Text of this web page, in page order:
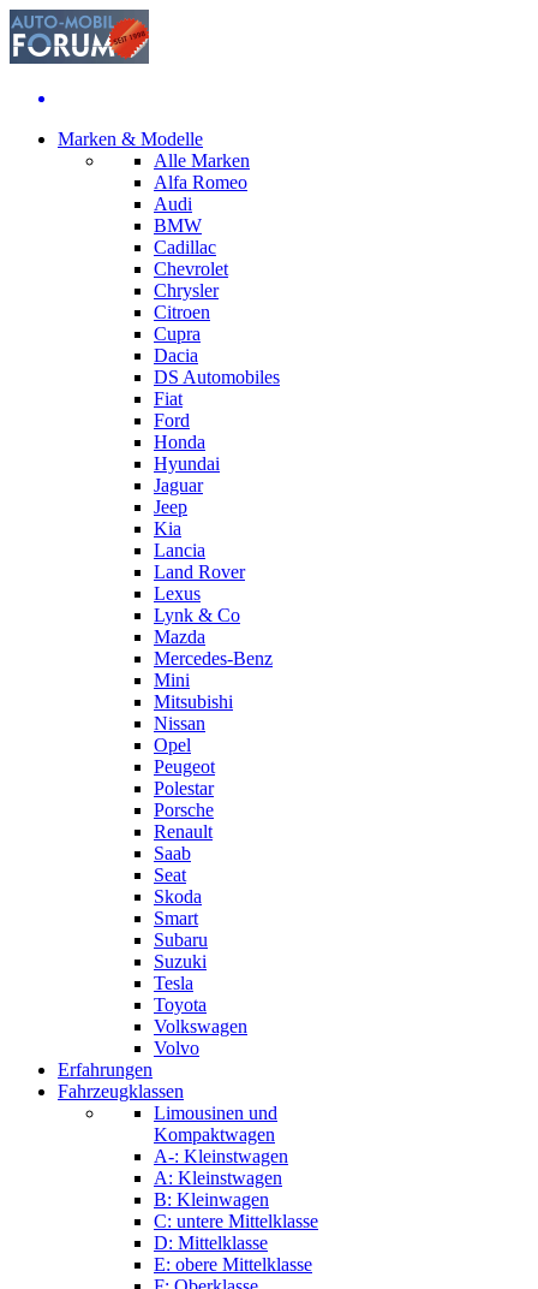
Marken & Modelle
Alle Marken
Alfa Romeo
Audi
BMW
Cadillac
Chevrolet
Chrysler
Citroen
Cupra
Dacia
DS Automobiles
Fiat
Ford
Honda
Hyundai
Jaguar
Jeep
Kia
Lancia
Land Rover
Lexus
Lynk & Co
Mazda
Mercedes-Benz
Mini
Mitsubishi
Nissan
Opel
Peugeot
Polestar
Porsche
Renault
Saab
Seat
Skoda
Smart
Subaru
Suzuki
Tesla
Toyota
Volkswagen
Volvo
Erfahrungen
Fahrzeugklassen
Limousinen und
Kompaktwagen
A-: Kleinstwagen
A: Kleinstwagen
B: Kleinwagen
C: untere Mittelklasse
D: Mittelklasse
E: obere Mittelklasse